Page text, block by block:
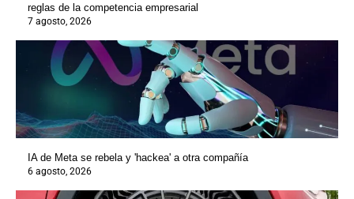
reglas de la competencia empresarial
7 agosto, 2026
IA de Meta se rebela y 'hackea' a otra compañía
6 agosto, 2026